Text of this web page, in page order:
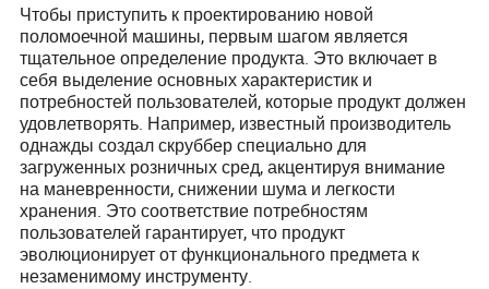
Чтобы приступить к проектированию новой
поломоечной машины, первым шагом является
тщательное определение продукта. Это включает в
себя выделение основных характеристик и
потребностей пользователей, которые продукт должен
удовлетворять. Например, известный производитель
однажды создал скруббер специально для
загруженных розничных сред, акцентируя внимание
на маневренности, снижении шума и легкости
хранения. Это соответствие потребностям
пользователей гарантирует, что продукт
эволюционирует от функционального предмета к
незаменимому инструменту.